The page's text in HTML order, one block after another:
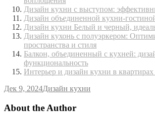
Дизайн кухни с выступом:
Дизайн объединенной кухни-
Дизайн кухни Белый и черный,
Дизайн кухонь с полуэркером:
пространства и стиля
Балкон, объединенный с кухней:
функциональность
Интерьер и дизайн кухни в
Дек 9, 2024Дизайн кухни
About the Author